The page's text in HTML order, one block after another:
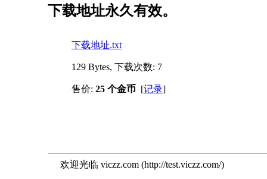
下载地址永久有效。
下载地址.txt
129 Bytes, 下载次数: 7
售价: 25 个金币 [记录]
欢迎光临 viczz.com (http://test.viczz.com/)